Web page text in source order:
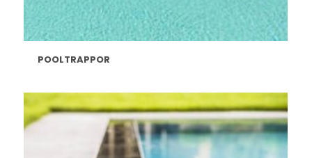
POOLTRAPPOR